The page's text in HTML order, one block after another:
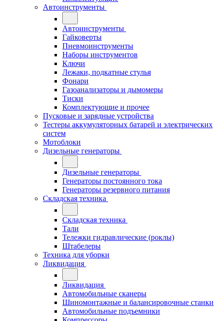
Автоинструменты
Автоинструменты
Гайковерты
Пневмоинструменты
Наборы инструментов
Ключи
Лежаки, подкатные стулья
Фонари
Газоанализаторы и дымомеры
Тиски
Комплектующие и прочее
Пусковые и зарядные устройства
Тестеры аккумуляторных батарей и электрических
систем
Мотоблоки
Дизельные генераторы
Дизельные генераторы
Генераторы постоянного тока
Генераторы резервного питания
Складская техника
Складская техника
Тали
Тележки гидравлические (роклы)
Штабелеры
Техника для уборки
Ликвидация
Ликвидация
Автомобильные сканеры
Шиномонтажные и балансировочные станки
Автомобильные подъемники